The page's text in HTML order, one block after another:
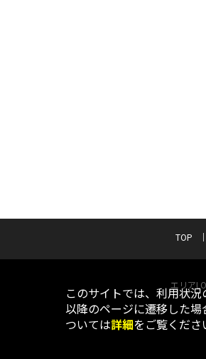
TOP
エリア
このサイトでは、利用状
以降のページに遷移した
ついては詳細をご覧くださ